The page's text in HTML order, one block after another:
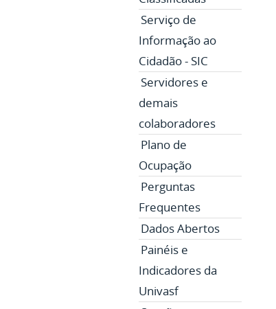
Serviço de
Informação ao
Cidadão - SIC
Servidores e
demais
colaboradores
Plano de
Ocupação
Perguntas
Frequentes
Dados Abertos
Painéis e
Indicadores da
Univasf